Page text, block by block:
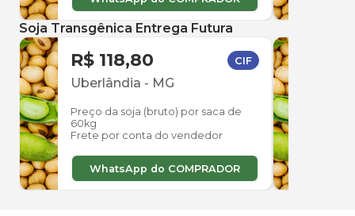
Soja Transgênica Entrega Futura
R$ 118,80 CIF
Uberlândia - MG
Preço da soja (bruto) por saca de
60kg
Frete por conta do vendedor
WhatsApp do COMPRADOR